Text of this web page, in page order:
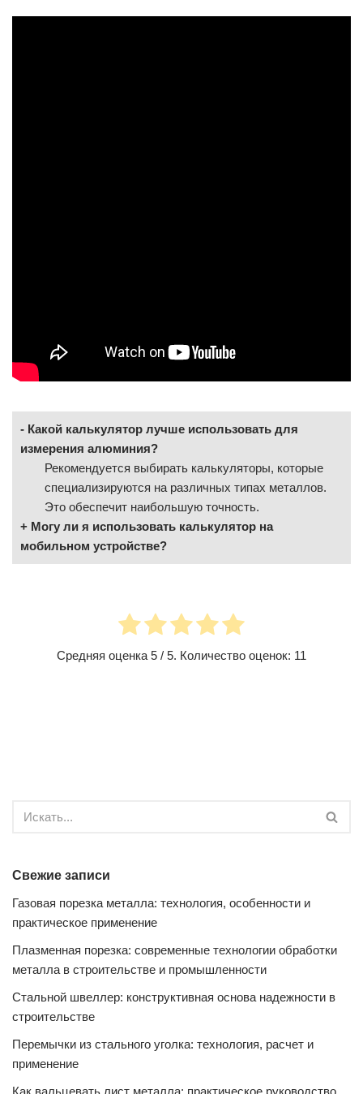
Какой калькулятор лучше использовать для
измерения алюминия?
Рекомендуется выбирать калькуляторы, которые
специализируются на различных типах металлов.
Это обеспечит наибольшую точность.
Могу ли я использовать калькулятор на
мобильном устройстве?
Средняя оценка 5 / 5. Количество оценок: 11
Свежие записи
Газовая порезка металла: технология, особенности и
практическое применение
Плазменная порезка: современные технологии обработки
металла в строительстве и промышленности
Стальной швеллер: конструктивная основа надежности в
строительстве
Перемычки из стального уголка: технология, расчет и
применение
Как вальцевать лист металла: практическое руководство